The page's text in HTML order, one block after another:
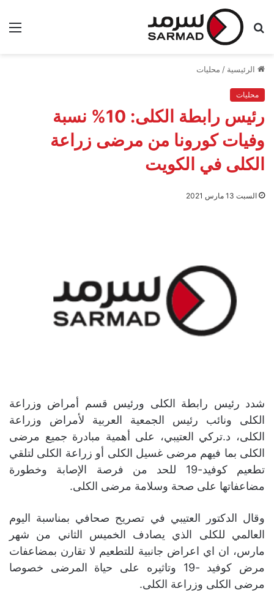
بحث
الرئيسية / محليات
محليات
رئيس رابطة الكلى: 10% نسبة
وفيات كورونا من مرضى زراعة
الكلى في الكويت
السبت 13 مارس 2021
شدد رئيس رابطة الكلى ورئيس قسم أمراض وزراعة
الكلى ونائب رئيس الجمعية العربية لأمراض وزراعة
الكلى، د.تركي العتيبي، على أهمية مبادرة جميع مرضى
الكلى بما فيهم مرضى غسيل الكلى أو زراعة الكلى لتلقي
تطعيم كوفيد-19 للحد من فرصة الإصابة وخطورة
مضاعفاتها على صحة وسلامة مرضى الكلى.
وقال الدكتور العتيبي في تصريح صحافي بمناسبة اليوم
العالمي للكلى الذي يصادف الخميس الثاني من شهر
مارس، ان اي اعراض جانبية للتطعيم لا تقارن بمضاعفات
مرض كوفيد -19 وتاثيره على حياة المرضى خصوصا
مرضى الكلى وزراعة الكلى.